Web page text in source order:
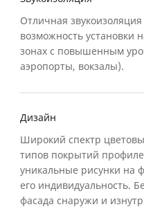
Отличная звукоизоляция
возможность установки
зонах с повышенным
аэропорты, вокзалы).
Дизайн
Широкий спектр
типов покрытий
уникальные рисунки на
его индивидуальность.
фасада снаружи и